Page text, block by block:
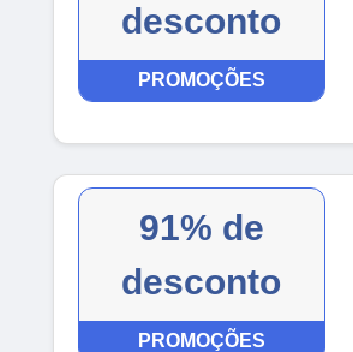
desconto
PROMOÇÕES
91% de
desconto
PROMOÇÕES